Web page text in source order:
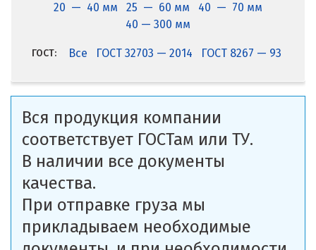
20 — 40 мм
25 — 60 мм
40 — 70 мм
40 — 300 мм
ГОСТ: Все ГОСТ 32703 — 2014 ГОСТ 8267 — 93
Вся продукция компании
соответствует ГОСТам или ТУ.
В наличии все документы
качества.
При отправке груза мы
прикладываем необходимые